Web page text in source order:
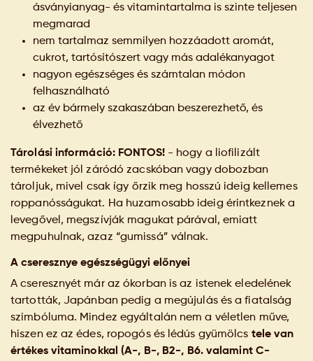
ásványianyag- és vitamintartalma is szinte teljesen
megmarad
nem tartalmaz semmilyen hozzáadott aromát,
cukrot, tartósítószert vagy más adalékanyagot
nagyon egészséges és számtalan módon
felhasználható
az év bármely szakaszában beszerezhető, és
élvezhető
Tárolási információ: FONTOS! - hogy a liofilizált
termékeket jól záródó zacskóban vagy dobozban
tároljuk, mivel csak így őrzik meg hosszú ideig kellemes
roppanósságukat. Ha huzamosabb ideig érintkeznek a
levegővel, megszívják magukat párával, emiatt
megpuhulnak, azaz “gumissá” válnak.
A cseresznye egészségügyi előnyei
A cseresznyét már az ókorban is az istenek eledelének
tartották, Japánban pedig a megújulás és a fiatalság
szimbóluma. Mindez egyáltalán nem a véletlen műve,
hiszen ez az édes, ropogós és lédús gyümölcs tele van
értékes vitaminokkal (A-, B-, B2-, B6. valamint C-